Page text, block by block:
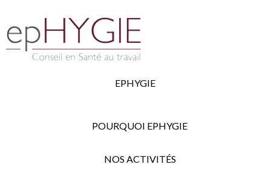
EPHYGIE
POURQUOI EPHYGIE
NOS ACTIVITÉS